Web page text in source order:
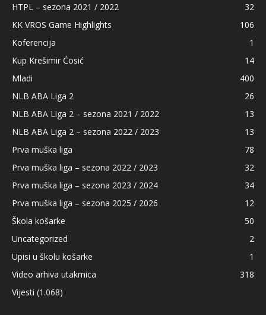
HTPL – sezona 2021 / 2022
32
KK VROS Game Highlights
106
Koferencija
1
Kup Krešimir Ćosić
14
Mladi
400
NLB ABA Liga 2
26
NLB ABA Liga 2 – sezona 2021 / 2022
13
NLB ABA Liga 2 – sezona 2022 / 2023
13
Prva muška liga
78
Prva muška liga – sezona 2022 / 2023
32
Prva muška liga – sezona 2023 / 2024
34
Prva muška liga – sezona 2025 / 2026
12
Škola košarke
50
Uncategorized
2
Upisi u školu košarke
1
Video arhiva utakmica
318
Vijesti (1.068)